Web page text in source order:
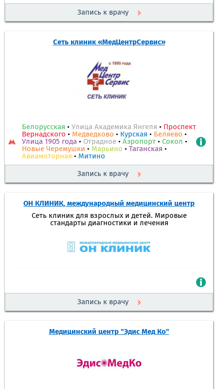
Запись к врачу
Сеть клиник «МедЦентрСервис»
Белорусская • Улица Академика Янгеля • Проспект
Вернадского • Медведково • Курская • Беляево •
Улица 1905 года • Отрадное • Аэропорт • Сокол •
Новые Черемушки • Марьино • Таганская •
Авиамоторная • Митино
Запись к врачу
ОН КЛИНИК, международный медицинский центр
Сеть клиник для взрослых и детей. Мировые
стандарты диагностики и лечения
Запись к врачу
Медицинский центр "Эдис Мед Ко"